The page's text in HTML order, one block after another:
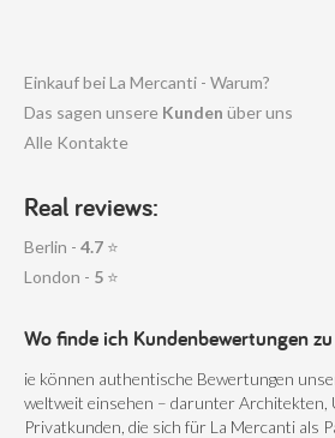
Einkauf bei La Mercanti - Warum?
Das sagen unsere Kunden über uns
Alle Kontakte
Real reviews:
Berlin - 4.7 ⭐
London - 5 ⭐
Wo finde ich Kundenbewertungen
ie können authentische Bewertungen
weltweit einsehen – darunter Architekten,
Privatkunden, die sich für La Mercanti als